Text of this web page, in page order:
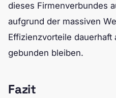
dieses Firmenverbundes
aufgrund der massiven
Effizienzvorteile dauerhaft
gebunden bleiben.
Fazit